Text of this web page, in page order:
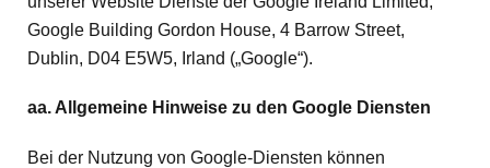
Google Building Gordon House, 4 Barrow Street,
Dublin, D04 E5W5, Irland („Google“).
aa. Allgemeine Hinweise zu den Google Diensten
Bei der Nutzung von Google-Diensten können